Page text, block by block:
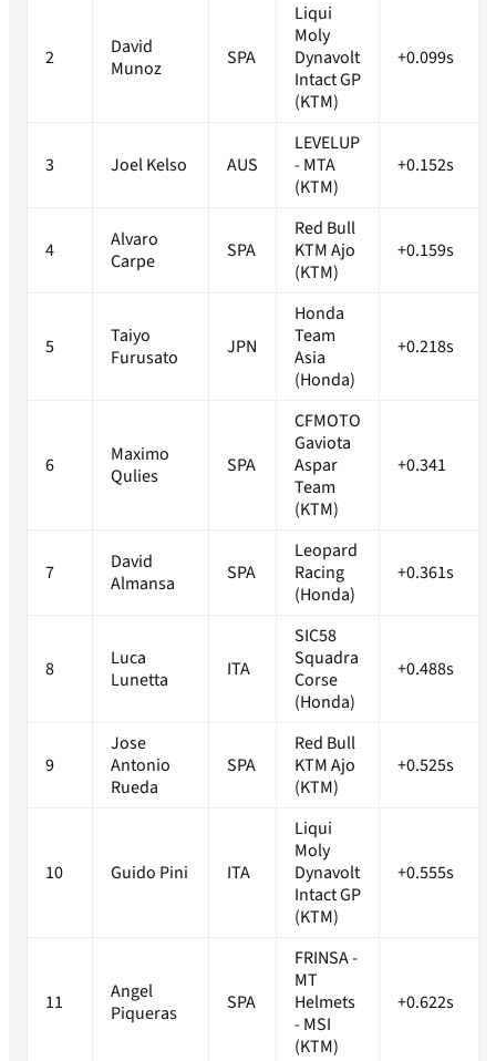
2
David
Munoz
SPA
Liqui
Moly
Dynavolt
Intact GP
(KTM)
+0.099s
3 Joel Kelso AUS
LEVELUP
- MTA
(KTM)
+0.152s
4
Alvaro
Carpe
SPA
Red Bull
KTM Ajo
(KTM)
+0.159s
5
Taiyo
Furusato
JPN
Honda
Team
Asia
(Honda)
+0.218s
6
Maximo
Qulies
SPA
CFMOTO
Gaviota
Aspar
Team
(KTM)
+0.341
7
David
Almansa
SPA
Leopard
Racing
(Honda)
+0.361s
8
Luca
Lunetta
ITA
SIC58
Squadra
Corse
(Honda)
+0.488s
9
Jose
Antonio
Rueda
SPA
Red Bull
KTM Ajo
(KTM)
+0.525s
10 Guido Pini ITA
Liqui
Moly
Dynavolt
Intact GP
(KTM)
+0.555s
11
Angel
Piqueras
SPA
FRINSA -
MT
Helmets
- MSI
(KTM)
+0.622s